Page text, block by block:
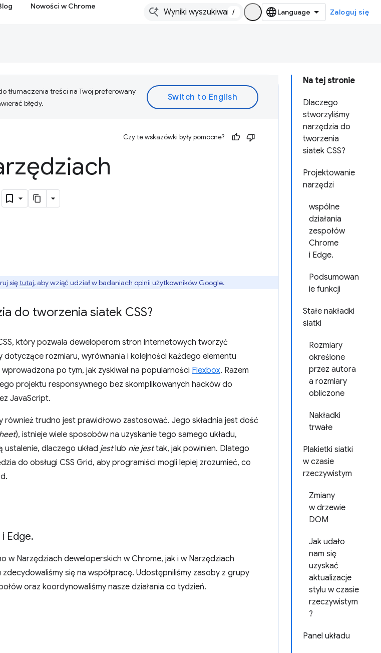
Nowości w Chrome
/ Zaloguj się
Na tej stronie
Dlaczego
stworzyliśmy
narzędzia do
tworzenia
siatek CSS?
Projektowanie
narzędzi
wspólne
działania
zespołów
Chrome
i Edge.
Podsumowan
ie funkcji
Stałe nakładki
siatki
Rozmiary
określone
przez autora
a rozmiary
obliczone
Nakładki
trwałe
Plakietki siatki
w czasie
rzeczywistym
Zmiany
w drzewie
DOM
Jak udało
nam się
uzyskać
aktualizacje
stylu w czasie
rzeczywistym
?
Panel układu
tłumaczenia treści na Twój preferowany
błędy.
Czy te wskazówki były pomocne?
siętutaj, aby wziąć udział w badaniach opinii użytkowników Google.
do tworzenia siatek CSS?
który pozwala deweloperom stron internetowych tworzyć
dotyczące rozmiaru, wyrównania i kolejności każdego elementu
po tym, jak zyskiwał na popularności Flexbox. Razem
projektu responsywnego bez skomplikowanych hacków do
JavaScript.
trudno jest prawidłowo zastosować. Jego składnia jest dość
), istnieje wiele sposobów na uzyskanie tego samego układu,
ustalenie, dlaczego układ jestlub nie jesttak, jak powinien. Dlatego
do obsługi CSS Grid, aby programiści mogli lepiej zrozumieć, co
Edge.
w Narzędziach deweloperskich w Chrome, jak i w Narzędziach
się na współpracę. Udostępniliśmy zasoby z grupy
oraz koordynowaliśmy nasze działania co tydzień.